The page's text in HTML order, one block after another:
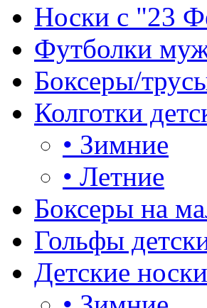
Носки с "23
Футболки
Боксеры/
Колготки
• Зимние
• Летние
Боксеры на
Гольфы
Детские носки